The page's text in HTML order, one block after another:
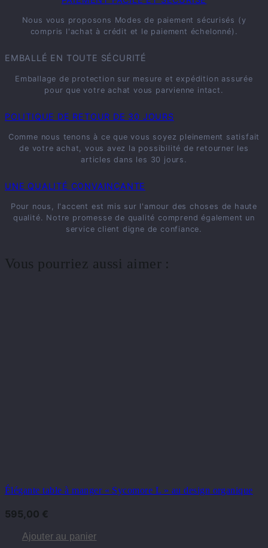
Nous vous proposons Modes de paiement sécurisés (y
compris l'achat à crédit et le paiement échelonné).
EMBALLÉ EN TOUTE SÉCURITÉ
Emballage de protection sur mesure et expédition assurée
pour que votre achat vous parvienne intact.
POLITIQUE DE RETOUR DE 30 JOURS
Comme nous tenons à ce que vous soyez pleinement satisfait
de votre achat, vous avez la possibilité de retourner les
articles dans les 30 jours.
UNE QUALITÉ CONVAINCANTE
Pour nous, l'accent est mis sur l'amour des choses de haute
qualité. Notre promesse de qualité comprend également un
service client digne de confiance.
Vous pourriez aussi aimer :
Élégante table à manger « Sycomore L » au design organique
595,00 €
Ajouter au panier